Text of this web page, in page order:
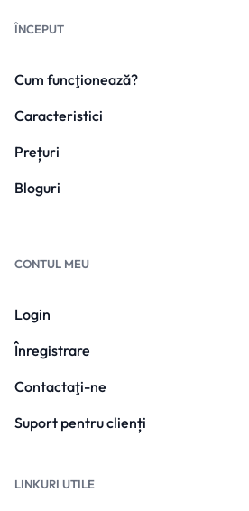
ÎNCEPUT
Cum funcţionează?
Caracteristici
Prețuri
Bloguri
CONTUL MEU
Login
Înregistrare
Contactaţi-ne
Suport pentru clienți
LINKURI UTILE